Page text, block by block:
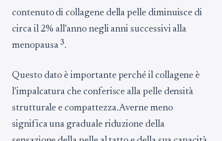
contenuto di collagene della pelle diminuisce di
circa il 2% all'anno negli anni successivi alla
menopausa3.
Questo dato è importante perché il collagene è
l'impalcatura che conferisce alla pelle densità
strutturale e compattezza. Averne meno
significa una graduale riduzione della